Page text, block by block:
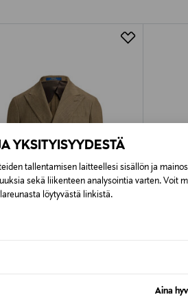
YKSITYISYYDESTÄ
tallentamisen laitteellesi sisällön ja
sekä liikenteen analysointia varten. Voit
löytyvästä linkistä.
Aina
Alk. 6,90 €, kun toimitus on
RALPH LAUREN